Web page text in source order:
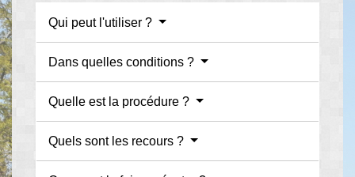
Qui peut l'utiliser ?
Dans quelles conditions ?
Quelle est la procédure ?
Quels sont les recours ?